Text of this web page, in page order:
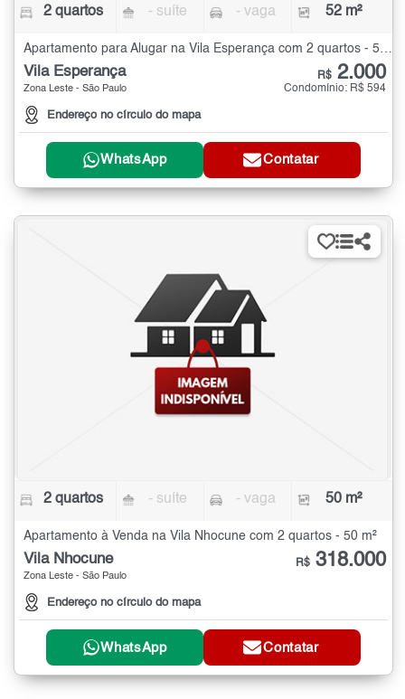
2 quartos - suíte - vaga 52 m²
Vila Esperança
Zona Leste - São Paulo
Endereço no círculo do mapa
R$ 2.000
Condomínio: R$ 594
WhatsApp Contatar
2 quartos - suíte - vaga 50 m²
Apartamento à Venda na Vila Nhocune com 2 quartos - 50 m²
Vila Nhocune
Zona Leste - São Paulo
Endereço no círculo do mapa
R$ 318.000
WhatsApp Contatar